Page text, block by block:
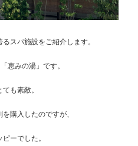
スパ施設をご紹介します。
恵みの湯」です。
も素敵。
購入したのですが、
ーでした。